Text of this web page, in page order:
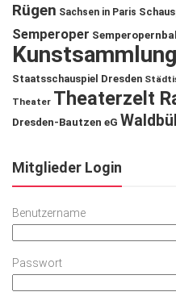
Rügen Sachsen in Paris
Semperoper Semperopernball
Staatsschauspiel Dresden
Theater Theaterzelt
Dresden-Bautzen eG
Mitglieder Login
Benutzername
Passwort